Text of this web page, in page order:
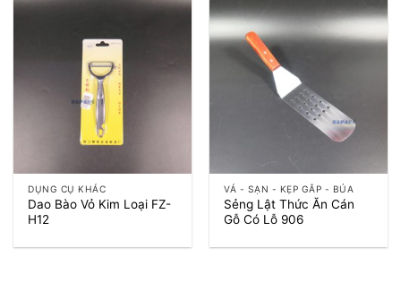
DỤNG CỤ KHÁC
Dao Bào Vỏ Kim Loại FZ-
H12
VÁ - SẠN - KẸP GẮP - BÚA
Sẻng Lật Thức Ăn Cán
Gỗ Có Lỗ 906